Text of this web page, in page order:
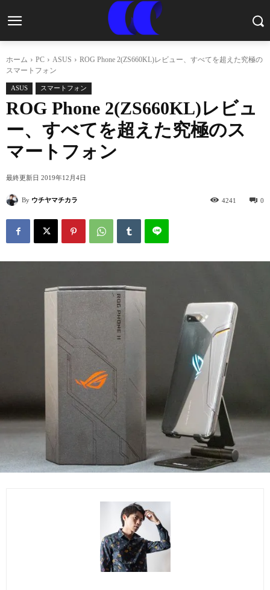
ホーム PC ASUS
ROG Phone 2(ZS660KL)レビュー、すべてを超えた究極の
スマートフォン
ASUS スマートフォン
ROG Phone 2(ZS660KL)レビュ
ー、すべてを超えた究極のス
マートフォン
最終更新日 2019年12月4日
By ウチヤマチカラ 0
4241